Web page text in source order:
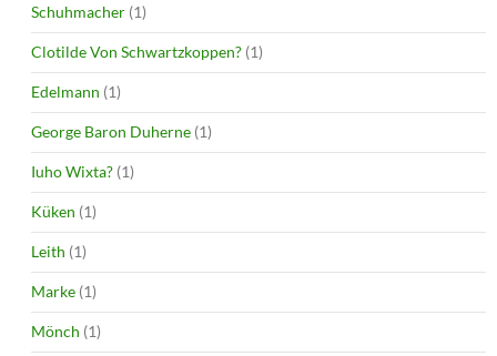
Schuhmacher (1)
Clotilde Von Schwartzkoppen? (1)
Edelmann (1)
George Baron Duherne (1)
Iuho Wixta? (1)
Küken (1)
Leith (1)
Marke (1)
Mönch (1)